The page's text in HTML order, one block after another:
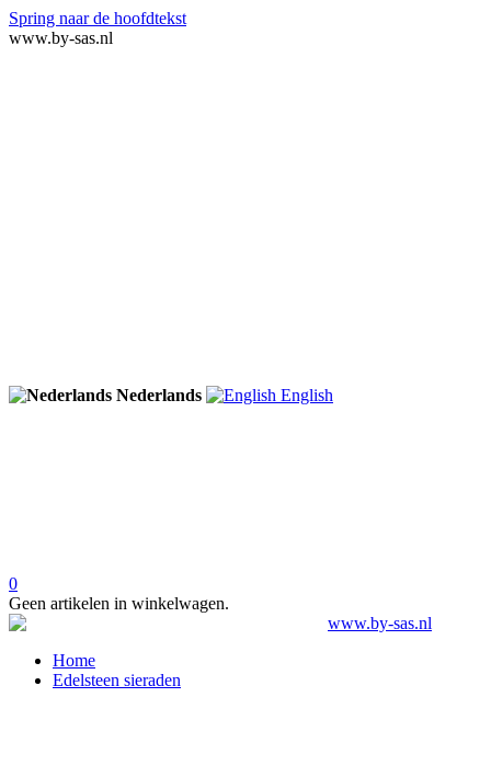
Spring naar de hoofdtekst
www.by-sas.nl
Nederlands English
0
Geen artikelen in winkelwagen.
Home
Edelsteen sieraden